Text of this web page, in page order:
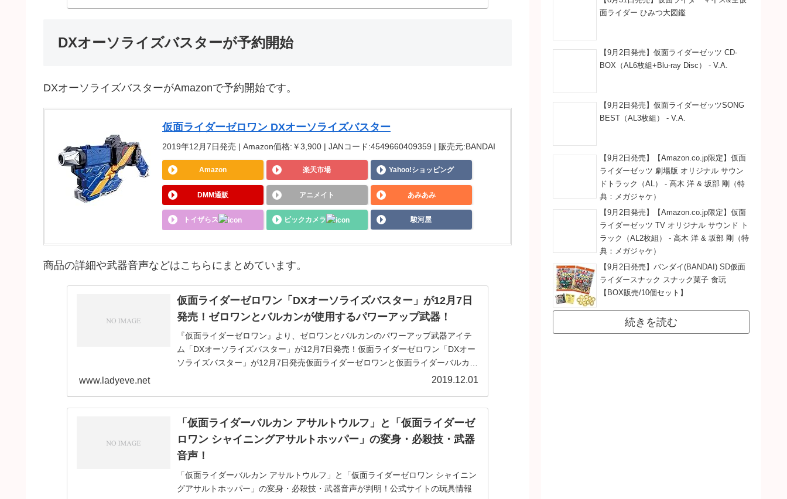
DXオーソライズバスターが予約開始
DXオーソライズバスターがAmazonで予約開始です。
仮面ライダーゼロワン DXオーソライズバスター
2019年12月7日発売 | Amazon価格:￥3,900 | JANコード:4549660409359 | 販売元:BANDAI
Amazon 楽天市場 Yahoo!ショッピング
DMM通販 アニメイト あみあみ
トイザらス ビックカメラ 駿河屋
商品の詳細や武器音声などはこちらにまとめています。
仮面ライダーゼロワン「DXオーソライズバスター」が12月7日
発売！ゼロワンとバルカンが使用するパワーアップ武器！
『仮面ライダーゼロワン』より、ゼロワンとバルカンのパワーアップ武器アイテ
ム「DXオーソライズバスター」が12月7日発売！仮面ライダーゼロワン「DXオー
ソライズバスター」が12月7日発売仮面ライダーゼロワンと仮面ライダーバルカン
www.ladyeve.net 2019.12.01
「仮面ライダーバルカン アサルトウルフ」と「仮面ライダーゼ
ロワン シャイニングアサルトホッパー」の変身・必殺技・武器
音声！
「仮面ライダーバルカン アサルトウルフ」と「仮面ライダーゼロワン シャイニン
グアサルトホッパー」の変身・必殺技・武器音声が判明！公式サイトの玩具情報
面ライダー ひみつ大図鑑
【9月2日発売】仮面ライダーゼッツ CD-
BOX（AL6枚組+Blu-ray Disc） - V.A.
【9月2日発売】仮面ライダーゼッツSONG
BEST（AL3枚組） - V.A.
【9月2日発売】【Amazon.co.jp限定】仮面
ライダーゼッツ 劇場版 オリジナル サウン
ドトラック（AL） - 高木 洋 & 坂部 剛（特
典：メガジャケ）
【9月2日発売】【Amazon.co.jp限定】仮面
ライダーゼッツ TV オリジナル サウンド ト
ラック（AL2枚組） - 高木 洋 & 坂部 剛（特
典：メガジャケ）
【9月2日発売】バンダイ(BANDAI) SD仮面
ライダースナック スナック菓子 食玩
【BOX販売/10個セット】
続きを読む